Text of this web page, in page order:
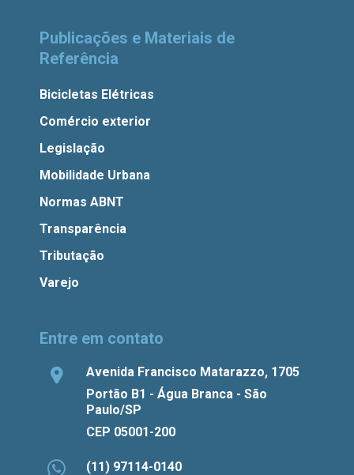
Publicações e Materiais de
Referência
Bicicletas Elétricas
Comércio exterior
Legislação
Mobilidade Urbana
Normas ABNT
Transparência
Tributação
Varejo
Entre em contato
Avenida Francisco Matarazzo, 1705
Portão B1 - Água Branca - São
Paulo/SP
CEP 05001-200
(11) 97114-0140